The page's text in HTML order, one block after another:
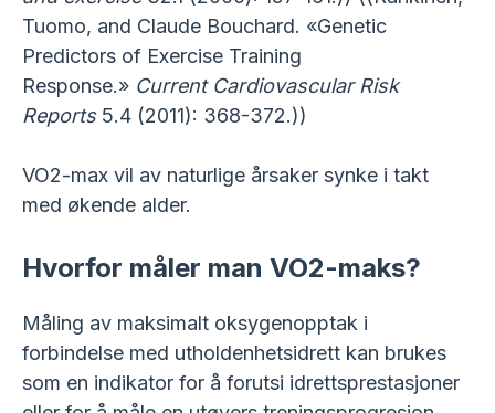
Tuomo, and Claude Bouchard. «Genetic
Predictors of Exercise Training
Response.» Current Cardiovascular Risk
Reports5.4 (2011): 368-372.))
VO2-max vil av naturlige årsaker synke i takt
med økende alder.
Hvorfor måler man VO2-maks?
Måling av maksimalt oksygenopptak i
forbindelse med utholdenhetsidrett kan brukes
som en indikator for å forutsi idrettsprestasjoner